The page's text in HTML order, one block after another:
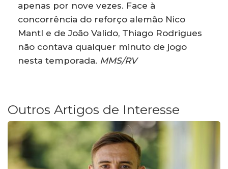
apenas por nove vezes. Face à
concorrência do reforço alemão Nico
Mantl e de João Valido, Thiago Rodrigues
não contava qualquer minuto de jogo
nesta temporada. MMS/RV
Outros Artigos de Interesse